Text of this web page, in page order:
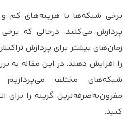
برخی شبکه‌ها با هزینه‌های کم و
پردازش می‌کنند، درحالی که برخی
زمان‌های بیشتر برای پردازش
را افزایش دهند. در این مقاله به
شبکه‌های مختلف می‌پردازیم
مقرون‌به‌صرفه‌ترین گزینه را برای
کنید.